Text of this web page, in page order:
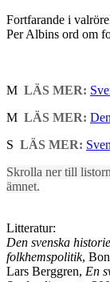
Fortfarande i
Per Albins ord om
M LÄS MER:
M LÄS MER:
S LÄS MER:
Skrolla ner till
ämnet.
Litteratur:
Den svenska
folkhemspolitik,
Lars Berggren, En